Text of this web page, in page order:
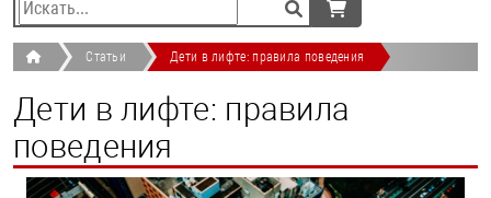
Статьи Дети в лифте: правила поведения
Дети в лифте: правила
поведения